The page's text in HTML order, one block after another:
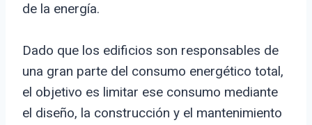
de la energía.
Dado que los edificios son responsables de
una gran parte del consumo energético total,
el objetivo es limitar ese consumo mediante
el diseño, la construcción y el mantenimiento